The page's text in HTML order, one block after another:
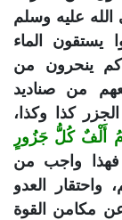
عليه وسلم
يستقون الماء
ينحرون من
من صناديد
كذا وكذا،
أَلْفٌ كُلُّ جَزُورٍ
فهذا واجب من
واحتقار العدو
مكامن القوة